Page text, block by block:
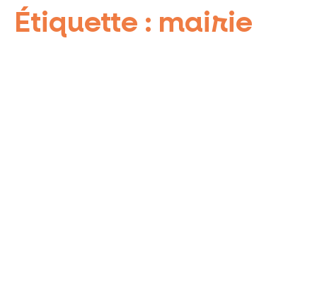
Étiquette : mairie